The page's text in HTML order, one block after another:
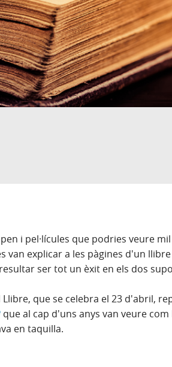
i pel·lícules que podries veure
van explicar a les pàgines d'un
ser tot un èxit en els dos
que se celebra el 23 d'abril,
en finestra nova)
que al cap d'uns anys van veure com
en taquilla.